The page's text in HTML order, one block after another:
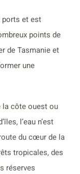
ports et est
points de
de Tasmanie et
une
la côte ouest ou
l’eau n’est
du cœur de la
tropicales, des
réserves